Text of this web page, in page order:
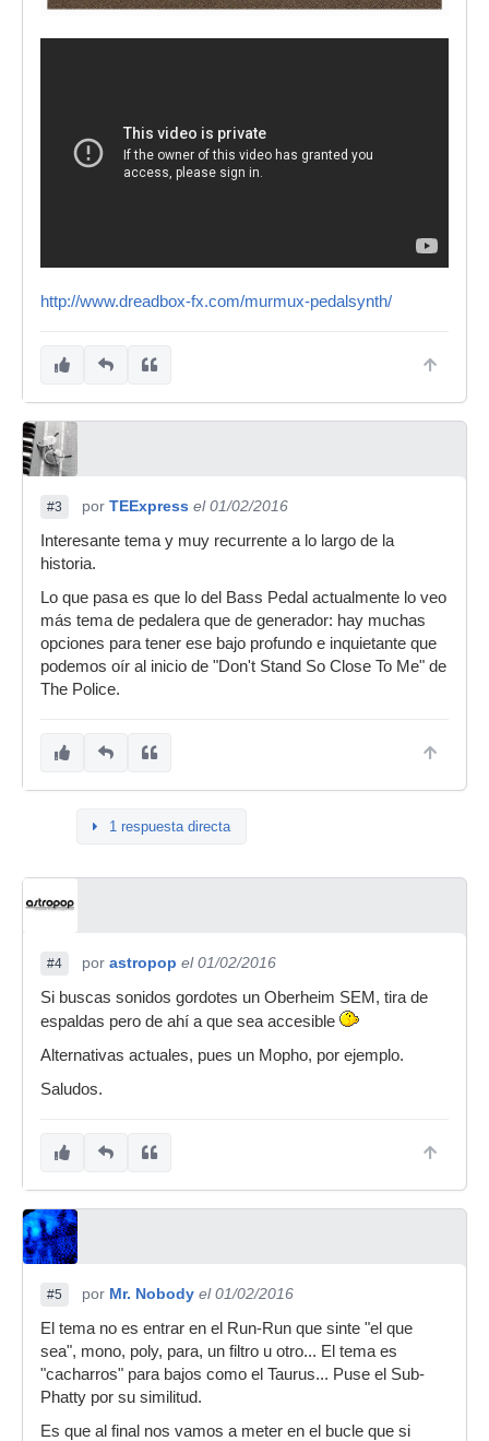
http://www.dreadbox-fx.com/murmux-pedalsynth/
#3 por TEExpress el 01/02/2016
Interesante tema y muy recurrente a lo largo de la
historia.
Lo que pasa es que lo del Bass Pedal actualmente lo veo
más tema de pedalera que de generador: hay muchas
opciones para tener ese bajo profundo e inquietante que
podemos oír al inicio de "Don't Stand So Close To Me" de
The Police.
1 respuesta directa
#4 por astropop el 01/02/2016
Si buscas sonidos gordotes un Oberheim SEM, tira de
espaldas pero de ahí a que sea accesible
Alternativas actuales, pues un Mopho, por ejemplo.
Saludos.
#5 por Mr. Nobody el 01/02/2016
El tema no es entrar en el Run-Run que sinte "el que
sea", mono, poly, para, un filtro u otro... El tema es
"cacharros" para bajos como el Taurus... Puse el Sub-
Phatty por su similitud.
Es que al final nos vamos a meter en el bucle que si